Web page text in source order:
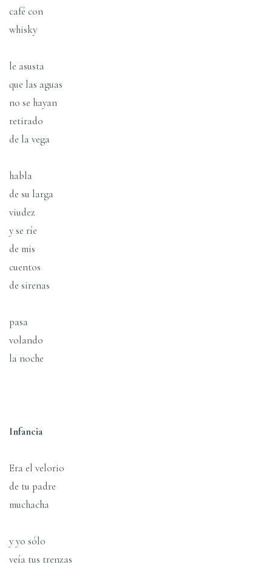
café con
whisky
le asusta
que las aguas
no se hayan
retirado
de la vega
habla
de su larga
viudez
y se rí­e
de mis
cuentos
de sirenas
pasa
volando
la noche
Infancia
Era el velorio
de tu padre
muchacha
y yo sólo
veí­a tus trenzas